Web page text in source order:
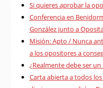
Si quieres aprobar la
Conferencia en
González junto a
Misión: Apto / Nunca
a los opositores a
¿Realmente debe ser
Carta abierta a todos